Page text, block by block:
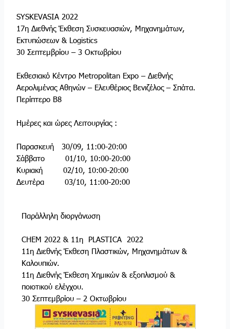
SYSKEVASIA 2022
17η Διεθνής Έκθεση Συσκευασιών, Μηχανημάτων,
Εκτυπώσεων & Logistics
30 Σεπτεμβρίου – 3 Οκτωβρίου
Εκθεσιακό Κέντρο Metropolitan Expo – Διεθνής
Αερολιμένας Αθηνών – Ελευθέριος Βενιζέλος – Σπάτα.
Περίπτερο Β8
Ημέρες και ώρες Λειτουργίας :
Παρασκευή 30/09, 11:00-20:00
Σάββατο 01/10, 10:00-20:00
Κυριακή 02/10, 10:00-20:00
Δευτέρα 03/10, 11:00-20:00
Παράλληλη διοργάνωση
CHEM 2022 & 11η PLASTICA 2022
11η Διεθνής Έκθεση Πλαστικών, Μηχανημάτων &
Καλουπιών.
11η Διεθνής Έκθεση Χημικών & εξοπλισμού &
ποιοτικού ελέγχου.
30 Σεπτεμβρίου – 2 Οκτωβρίου